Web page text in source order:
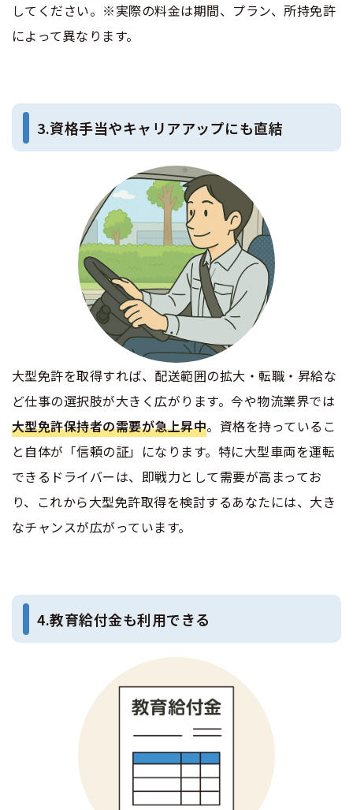
してください。※実際の料金は期間、プラン、所持免許
によって異なります。
3.資格手当やキャリアアップにも直結
大型免許を取得すれば、配送範囲の拡大・転職・昇給な
ど仕事の選択肢が大きく広がります。今や物流業界では
大型免許保持者の需要が急上昇中。資格を持っているこ
と自体が「信頼の証」になります。特に大型車両を運転
できるドライバーは、即戦力として需要が高まってお
り、これから大型免許取得を検討するあなたには、大き
なチャンスが広がっています。
4.教育給付金も利用できる